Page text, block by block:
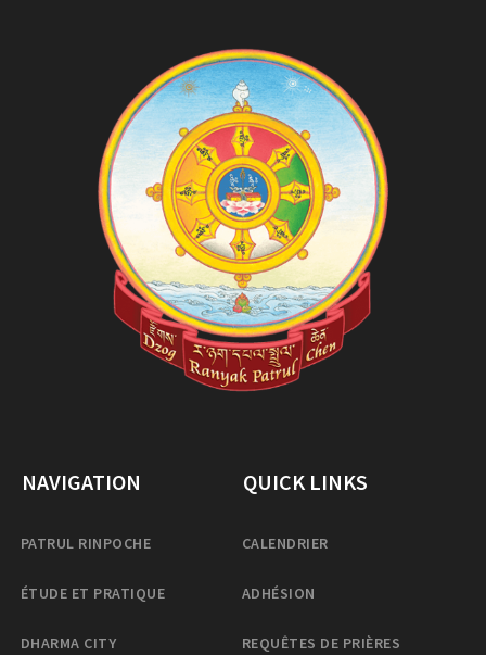
NAVIGATION
PATRUL RINPOCHE
ÉTUDE ET PRATIQUE
DHARMA CITY
QUICK LINKS
CALENDRIER
ADHÉSION
REQUÊTES DE PRIÈRES